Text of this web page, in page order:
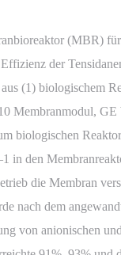
(MBR)
der
(1) biologischem
Membranmodul,
biologischen
in den
die Membran
nach dem
von anionischen